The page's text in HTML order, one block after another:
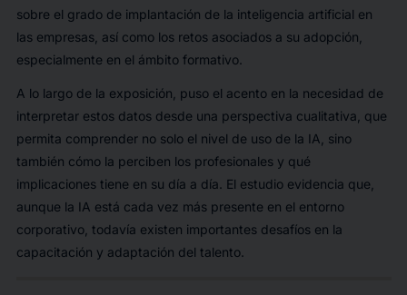
sobre el grado de implantación de la inteligencia artificial en
las empresas, así como los retos asociados a su adopción,
especialmente en el ámbito formativo.
A lo largo de la exposición, puso el acento en la necesidad de
interpretar estos datos desde una perspectiva cualitativa, que
permita comprender no solo el nivel de uso de la IA, sino
también cómo la perciben los profesionales y qué
implicaciones tiene en su día a día. El estudio evidencia que,
aunque la IA está cada vez más presente en el entorno
corporativo, todavía existen importantes desafíos en la
capacitación y adaptación del talento.